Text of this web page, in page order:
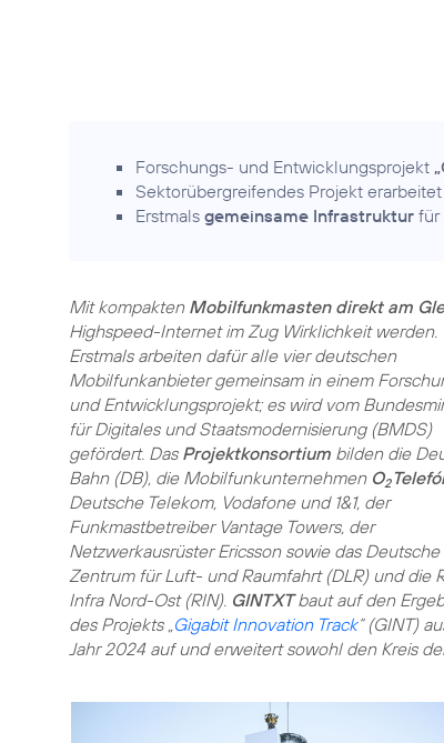
Forschungs- und Entwicklungsprojekt
Sektorübergreifendes Projekt
Erstmals gemeinsame Infrastruktur für
Mit kompakten Mobilfunkmasten direkt am
Highspeed-Internet im Zug Wirklichkeit werden.
Erstmals arbeiten dafür alle vier deutschen
Mobilfunkanbieter gemeinsam in einem
und Entwicklungsprojekt; es wird vom
für Digitales und Staatsmodernisierung (BMDS)
gefördert. Das Projektkonsortium bilden die
Bahn (DB), die Mobilfunkunternehmen O2
Deutsche Telekom, Vodafone und 1&1, der
Funkmastbetreiber Vantage Towers, der
Netzwerkausrüster Ericsson sowie das Deutsche
Zentrum für Luft- und Raumfahrt (DLR) und die
Infra Nord-Ost (RIN). GINT XTbaut auf den
des Projekts „Gigabit Innovation Track“ (GINT)
Jahr 2024 auf und erweitert sowohl den Kreis